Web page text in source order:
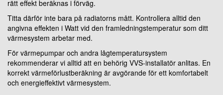
rätt effekt beräknas i förväg.
Titta därför inte bara på radiatorns mått. Kontrollera alltid den
angivna effekten i Watt vid den framledningstemperatur som ditt
värmesystem arbetar med.
För värmepumpar och andra lågtemperatursystem
rekommenderar vi alltid att en behörig VVS-installatör anlitas. En
korrekt värmeförlustberäkning är avgörande för ett komfortabelt
och energieffektivt värmesystem.